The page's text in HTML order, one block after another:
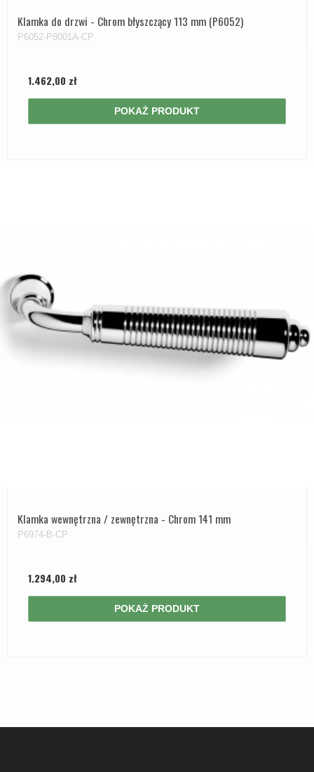
Klamka do drzwi - Chrom błyszczący 113 mm (P6052)
P6052-P8001A-CP
1.462,00 zł
POKAŻ PRODUKT
Klamka wewnętrzna / zewnętrzna - Chrom 141 mm
P6974-B-CP
1.294,00 zł
POKAŻ PRODUKT